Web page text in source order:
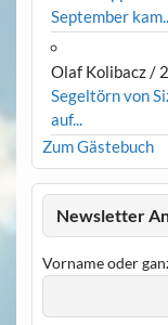
September kam...
Olaf Kolibacz/
Segeltörn von
auf...
Zum Gästebuch
Newsletter
Vorname oder